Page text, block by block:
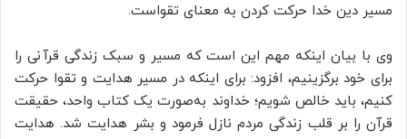
مسیر دین خدا حرکت کردن به معنای تقواست.
وی با بیان اینکه مهم این است که مسیر و سبک زندگی قرآنی را
برای خود برگزینیم، افزود: برای اینکه در مسیر هدایت و تقوا حرکت
کنیم، باید خالص شویم‌؛ خداوند به‌صورت یک کتاب واحد، حقیقت
قرآن را بر قلب زندگی مردم نازل فرمود و بشر هدایت شد. هدایت